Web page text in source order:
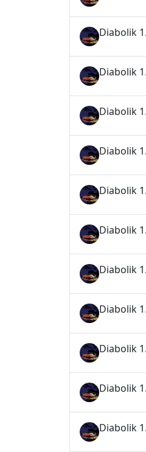
Diabolik
Diabolik
Diabolik
Diabolik
Diabolik
Diabolik
Diabolik
Diabolik
Diabolik
Diabolik
Diabolik